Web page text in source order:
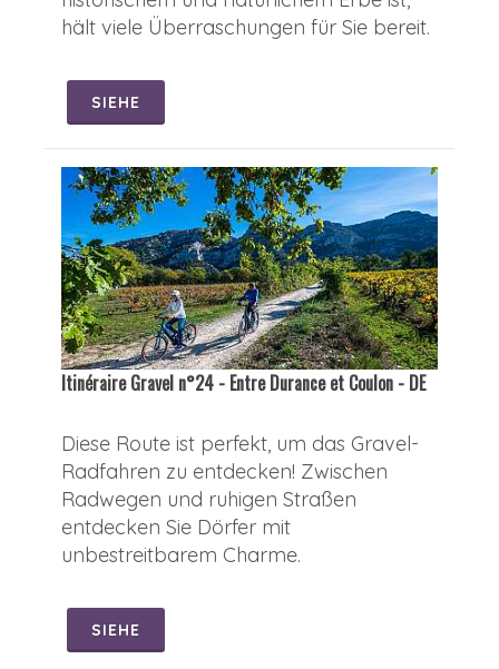
hält viele Überraschungen für Sie bereit.
SIEHE
Itinéraire Gravel n°24 - Entre Durance et Coulon - DE
Diese Route ist perfekt, um das Gravel-
Radfahren zu entdecken! Zwischen
Radwegen und ruhigen Straßen
entdecken Sie Dörfer mit
unbestreitbarem Charme.
SIEHE